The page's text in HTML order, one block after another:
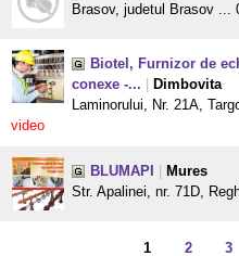
Brasov, judetul Brasov ...
Biotel, Furnizor de
conexe -...
Dimbovita
Laminorului, Nr. 21A,
video
BLUMAPI
Mures
Str. Apalinei, nr. 71D,
1 2 3